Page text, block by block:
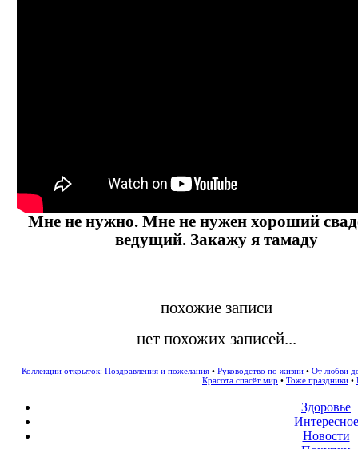
Мне не нужно. Мне не нужен хороший
ведущий. Закажу я тамаду
похожие записи
нет похожих записей...
Коллекции открыток: Поздравления и пожелания • Руководство по жизни • От любви
Красота спасёт мир • Тоже праздники •
Здоровье
Интересное
Новости